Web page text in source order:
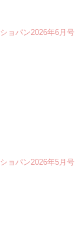
ショパン2026年6月号
ショパン2026年5月号